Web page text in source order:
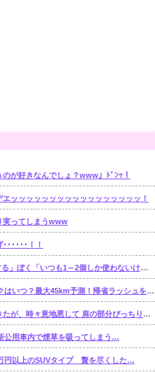
のが好きなんでしょ？www」ﾄﾞﾝｯ！
ッッッッッッッッッッッッッッッッッ！
実ってしまうwww
･････！！
か使わないけど本当に20であってる？」取専「あってる」⇒結果！
最大45km予測！帰省ラッシュを避ける狙い目を解説
の部分ぴっちり布団ガードして入れなくしてると・・・【再】
公用車内で煙草を吸ってしまう…
円以上のSUVタイプ 贅を尽くした…